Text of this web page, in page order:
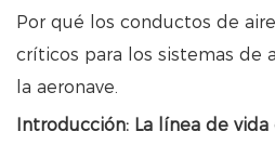
Por qué los conductos de
críticos para los sistemas de
la aeronave.
Introducción: La línea de